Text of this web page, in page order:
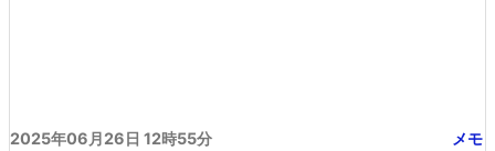
2025年06月26日 12時55分 メモ